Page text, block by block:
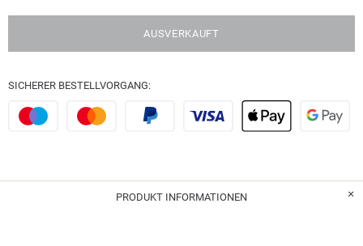
AUSVERKAUFT
SICHERER BESTELLVORGANG:
PRODUKT INFORMATIONEN